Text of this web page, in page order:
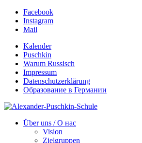
Facebook
Instagram
Mail
Kalender
Puschkin
Warum Russisch
Impressum
Datenschutzerklärung
Образование в Германии
Über uns / О нас
Vision
Zielgruppen